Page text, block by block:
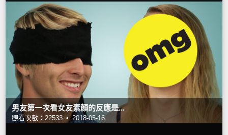
男友第一次看女友素顏的反應是...
觀看次數：22533 • 2018-05-16